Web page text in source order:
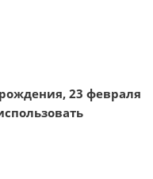
23 февраля